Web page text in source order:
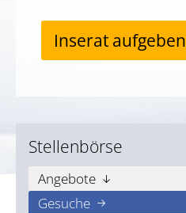
Inserat aufgeben
Stellenbörse
Angebote
Gesuche